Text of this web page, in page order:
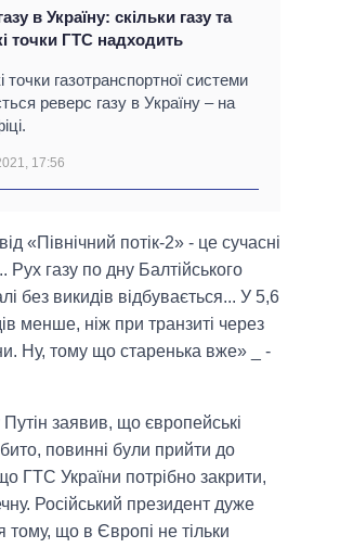
в Україну: скільки газу та
точки ГТС надходить
точки газотранспортної системи
реверс газу в Україну – на
17:56
«Північний потік-2» - це сучасні
Рух газу по дну Балтійського
без викидів відбувається... У 5,6
менше, ніж при транзиті через
Ну, тому що старенька вже» _ -
заявив, що європейські
повинні були прийти до
ГТС України потрібно закрити,
Російський президент дуже
тому, що в Європі не тільки